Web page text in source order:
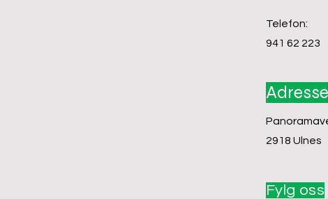
Telefon:
941 62 223
Adresse
2918 Ulnes
Fylg oss